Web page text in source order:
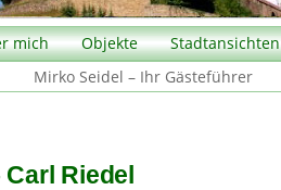
mich Objekte
Stadtansichten
Mirko Seidel – Ihr Gästeführer
Riedel